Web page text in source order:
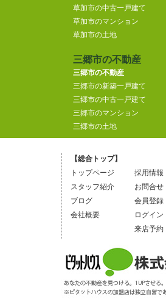
草加市の中古一戸建て
草加市のマンション
草加市の土地
三郷市の不動産
三郷市の不動産
三郷市の新築一戸建て
三郷市の中古一戸建て
三郷市のマンション
三郷市の土地
【総合トップ】
トップページ
スタッフ紹介
ブログ
会社概要
採用情報
お問合せ
会員登録
ログイン
来店予約